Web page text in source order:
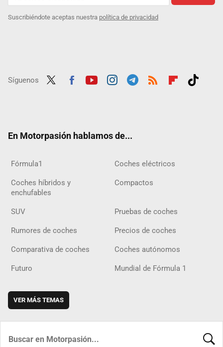
Suscribiéndote aceptas nuestra política de privacidad
Síguenos
En Motorpasión hablamos de...
Fórmula1 Coches eléctricos
Coches híbridos y
enchufables
Compactos
SUV Pruebas de coches
Rumores de coches Precios de coches
Comparativa de coches Coches autónomos
Futuro Mundial de Fórmula 1
VER MÁS TEMAS